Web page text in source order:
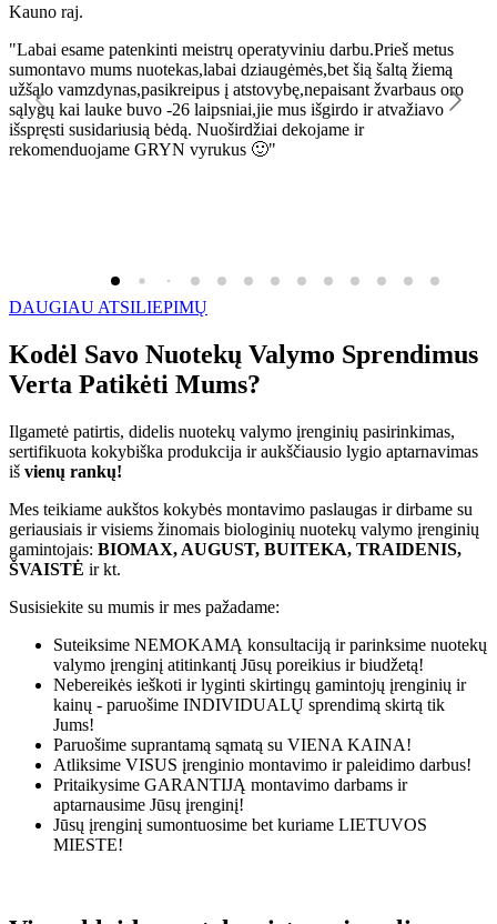
Kauno raj.
"Labai esame patenkinti meistrų operatyviniu darbu.Prieš metus
sumontavo mums nuotekas,labai dziaugėmės,bet šią šaltą žiemą
užšąlo vamzdynas,pasikreipus į atstovybę,nepaisant žvarbaus oro
sąlygų kai lauke buvo -26 laipsniai,jie mus išgirdo ir atvažiavo
išspręsti susidariusią bėdą. Nuoširdžiai dekojame ir
rekomenduojame GRYN vyrukus 🙂"
DAUGIAU ATSILIEPIMŲ
Kodėl Savo Nuotekų Valymo Sprendimus
Verta Patikėti Mums?
Ilgametė patirtis, didelis nuotekų valymo įrenginių pasirinkimas,
sertifikuota kokybiška produkcija ir aukščiausio lygio aptarnavimas
iš vienų rankų!
Mes teikiame aukštos kokybės montavimo paslaugas ir dirbame su
geriausiais ir visiems žinomais biologinių nuotekų valymo įrenginių
gamintojais: BIOMAX, AUGUST, BUITEKA, TRAIDENIS,
ŠVAISTĖ ir kt.
Susisiekite su mumis ir mes pažadame:
Suteiksime NEMOKAMĄ konsultaciją ir parinksime nuotekų
valymo įrenginį atitinkantį Jūsų poreikius ir biudžetą!
Nebereikės ieškoti ir lyginti skirtingų gamintojų įrenginių ir
kainų - paruošime INDIVIDUALŲ sprendimą skirtą tik
Jums!
Paruošime suprantamą sąmatą su VIENA KAINA!
Atliksime VISUS įrenginio montavimo ir paleidimo darbus!
Pritaikysime GARANTIJĄ montavimo darbams ir
aptarnausime Jūsų įrenginį!
Jūsų įrenginį sumontuosime bet kuriame LIETUVOS
MIESTE!